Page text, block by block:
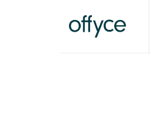
OFFYCE.NL